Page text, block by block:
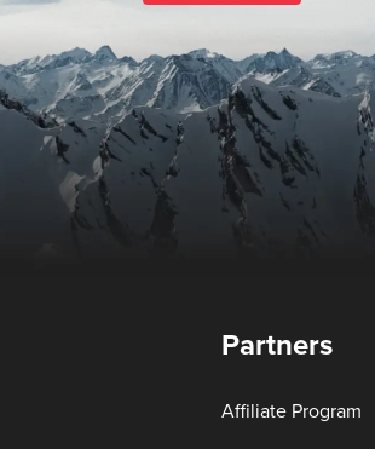
Partners
Affiliate Program